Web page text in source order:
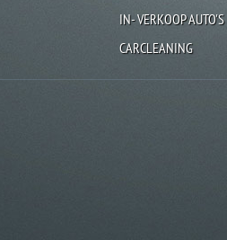
IN- VERKOOP
CARCLEANING